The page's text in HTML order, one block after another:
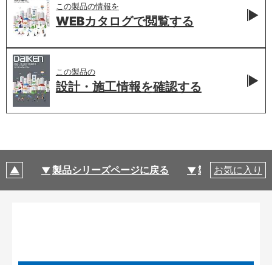
この製品の情報を
WEBカタログで閲覧する
この製品の
設計・施工情報を確認する
製品シリーズページに戻る 製品仕様
お気に入り